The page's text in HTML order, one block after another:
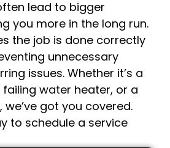
lead to bigger
you more in the long run.
the job is done correctly
unnecessary
issues. Whether it’s a
water heater, or a
we’ve got you covered.
to schedule a service